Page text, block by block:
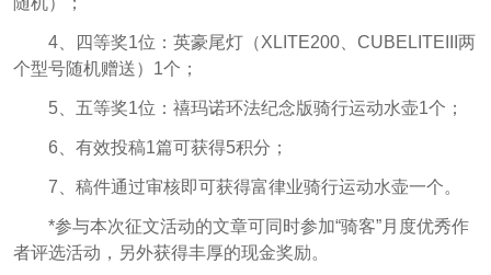
4、四等奖1位：英豪尾灯（XLITE200、CUBELITEIII两
个型号随机赠送）1个；
5、五等奖1位：禧玛诺环法纪念版骑行运动水壶1个；
6、有效投稿1篇可获得5积分；
7、稿件通过审核即可获得富律业骑行运动水壶一个。
*参与本次征文活动的文章可同时参加“骑客”月度优秀作
者评选活动，另外获得丰厚的现金奖励。